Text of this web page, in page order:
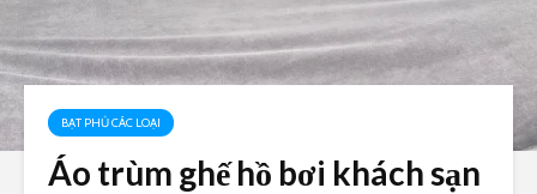
BẠT PHỦ CÁC LOẠI
Áo trùm ghế hồ bơi khách sạn